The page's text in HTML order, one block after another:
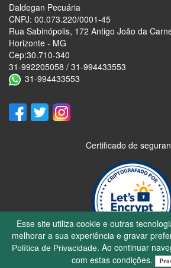
Esse site utiliza cookie e outras
melhorar a sua experiência e gravar
Política de Privacidade. Ao continuar
com estas condições.
Daldegan Pecuária
CNPJ: 00.073.220/0001-45
Rua Sabinópolis, 172 Antigo João da
Horizonte - MG
Cep:30.710-340
31-992205058 / 31-994433553
31-994433553
Certificado de